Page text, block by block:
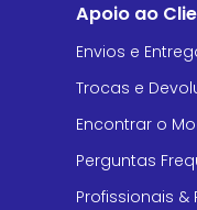
Apoio ao
Envios e
Trocas e
Encontrar o
Perguntas
Profissionais &